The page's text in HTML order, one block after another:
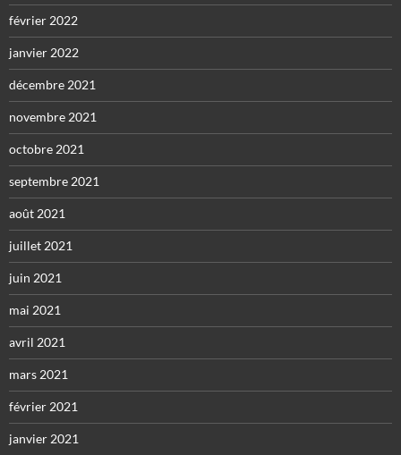
février 2022
janvier 2022
décembre 2021
novembre 2021
octobre 2021
septembre 2021
août 2021
juillet 2021
juin 2021
mai 2021
avril 2021
mars 2021
février 2021
janvier 2021